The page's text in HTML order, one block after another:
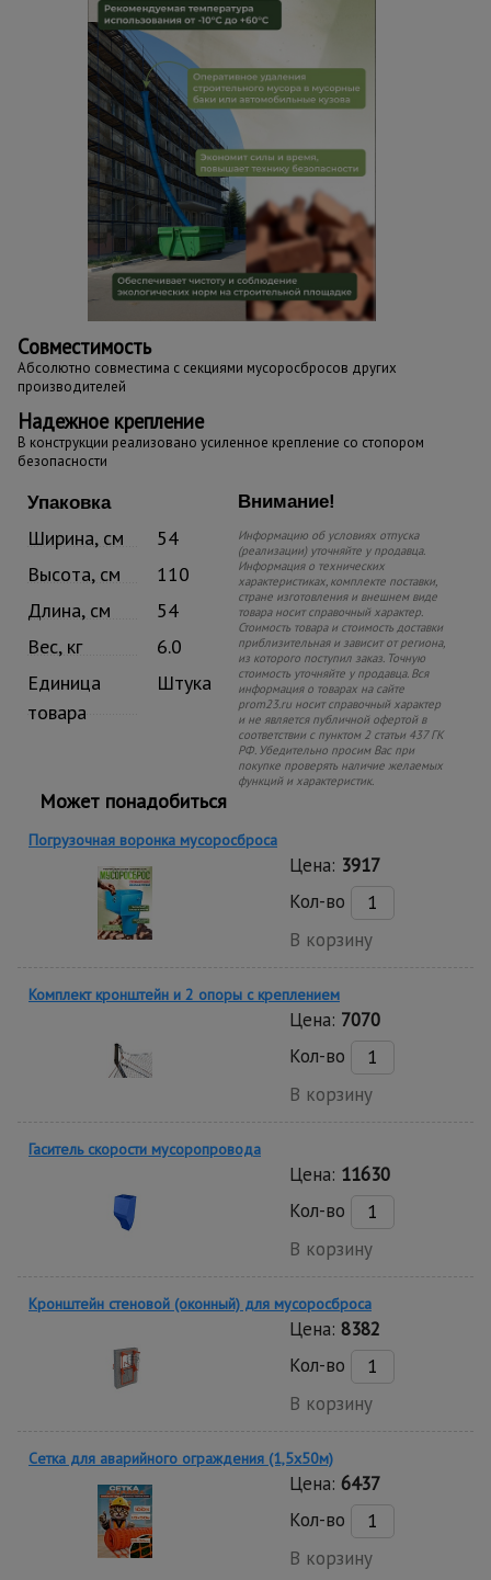
Совместимость
Абсолютно совместима с секциями мусоросбросов других
производителей
Надежное крепление
В конструкции реализовано усиленное крепление со стопором
безопасности
Упаковка
Ширина, см
54
Высота, см
110
Длина, см
54
Вес, кг
6.0
Единица
товара
Штука
Внимание!
Информацию об условиях отпуска
(реализации) уточняйте у продавца.
Информация о технических
характеристиках, комплекте поставки,
стране изготовления и внешнем виде
товара носит справочный характер.
Стоимость товара и стоимость доставки
приблизительная и зависит от региона,
из которого поступил заказ. Точную
стоимость уточняйте у продавца. Вся
информация о товарах на сайте
prom23.ru носит справочный характер
и не является публичной офертой в
соответствии с пунктом 2 статьи 437 ГК
РФ. Убедительно просим Вас при
покупке проверять наличие желаемых
функций и характеристик.
Может понадобиться
Погрузочная воронка мусоросброса
Цена: 3917
Кол-во
В корзину
Комплект кронштейн и 2 опоры с креплением
Цена: 7070
Кол-во
В корзину
Гаситель скорости мусоропровода
Цена: 11630
Кол-во
В корзину
Кронштейн стеновой (оконный) для мусоросброса
Цена: 8382
Кол-во
В корзину
Сетка для аварийного ограждения (1,5х50м)
Цена: 6437
Кол-во
В корзину